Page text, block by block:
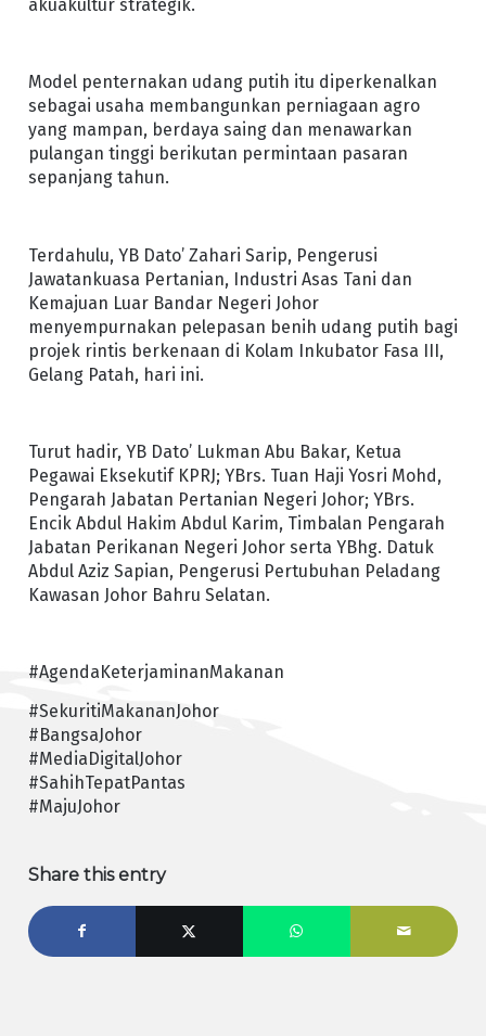
akuakultur strategik.
Model penternakan udang putih itu diperkenalkan
sebagai usaha membangunkan perniagaan agro
yang mampan, berdaya saing dan menawarkan
pulangan tinggi berikutan permintaan pasaran
sepanjang tahun.
Terdahulu, YB Dato’ Zahari Sarip, Pengerusi
Jawatankuasa Pertanian, Industri Asas Tani dan
Kemajuan Luar Bandar Negeri Johor
menyempurnakan pelepasan benih udang putih bagi
projek rintis berkenaan di Kolam Inkubator Fasa III,
Gelang Patah, hari ini.
Turut hadir, YB Dato’ Lukman Abu Bakar, Ketua
Pegawai Eksekutif KPRJ; YBrs. Tuan Haji Yosri Mohd,
Pengarah Jabatan Pertanian Negeri Johor; YBrs.
Encik Abdul Hakim Abdul Karim, Timbalan Pengarah
Jabatan Perikanan Negeri Johor serta YBhg. Datuk
Abdul Aziz Sapian, Pengerusi Pertubuhan Peladang
Kawasan Johor Bahru Selatan.
#AgendaKeterjaminanMakanan
#SekuritiMakananJohor
#BangsaJohor
#MediaDigitalJohor
#SahihTepatPantas
#MajuJohor
Share this entry